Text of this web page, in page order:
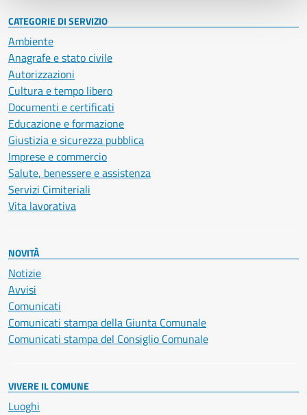
CATEGORIE DI SERVIZIO
Ambiente
Anagrafe e stato civile
Autorizzazioni
Cultura e tempo libero
Documenti e certificati
Educazione e formazione
Giustizia e sicurezza pubblica
Imprese e commercio
Salute, benessere e assistenza
Servizi Cimiteriali
Vita lavorativa
NOVITÀ
Notizie
Avvisi
Comunicati
Comunicati stampa della Giunta Comunale
Comunicati stampa del Consiglio Comunale
VIVERE IL COMUNE
Luoghi